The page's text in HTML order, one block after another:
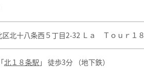
区北十八条西５丁目2-32 Ｌａ Ｔｏｕｒ１８
「北１８条駅 」 徒歩3分 （地下鉄）